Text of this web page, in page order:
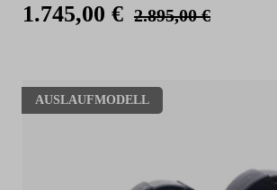
1.745,00 € 2.895,00 €
AUSLAUFMODELL